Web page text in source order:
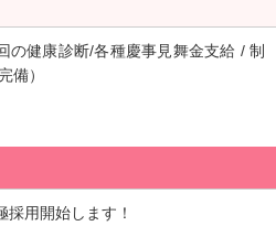
の健康診断/各種慶事見舞金支給 / 制
備）
用開始します！